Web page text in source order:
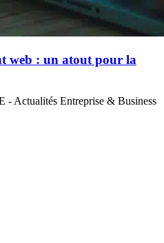
web : un atout pour la
- Actualités Entreprise & Business